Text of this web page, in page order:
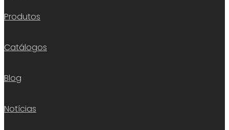
Produtos
Catálogos
Blog
Notícias